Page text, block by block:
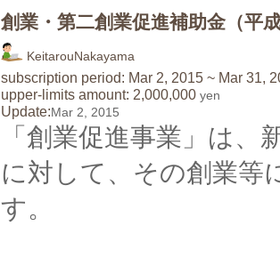
創業・第二創業促進補助金（平
KeitarouNakayama
subscription period: Mar 2, 2015 ~ Mar 31,
upper-limits amount: 2,000,000 yen
Update:Mar 2, 2015
「創業促進事業」は
に対して、その創業等
す。